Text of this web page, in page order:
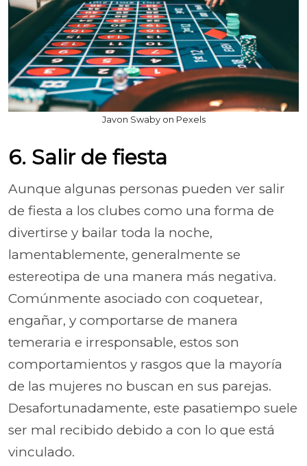
Javon Swaby on Pexels
6. Salir de fiesta
Aunque algunas personas pueden ver salir
de fiesta a los clubes como una forma de
divertirse y bailar toda la noche,
lamentablemente, generalmente se
estereotipa de una manera más negativa.
Comúnmente asociado con coquetear,
engañar, y comportarse de manera
temeraria e irresponsable, estos son
comportamientos y rasgos que la mayoría
de las mujeres no buscan en sus parejas.
Desafortunadamente, este pasatiempo suele
ser mal recibido debido a con lo que está
vinculado.